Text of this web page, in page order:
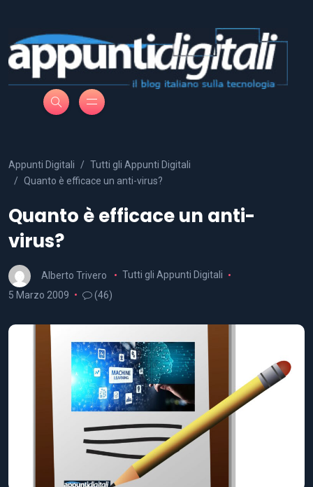
Appunti Digitali
Tutti gli Appunti Digitali
Quanto è efficace un anti-virus?
Quanto è efficace un anti-
virus?
Alberto Trivero
Tutti gli Appunti Digitali
5 Marzo 2009
(46)